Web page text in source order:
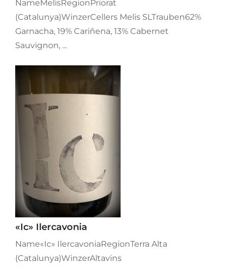
NameMelisRegionPriorat
(Catalunya)WinzerCellers Melis SLTrauben62%
Garnacha, 19% Cariñena, 13% Cabernet
Sauvignon, ...
«Ic» Ilercavonia
Name«Ic» IlercavoniaRegionTerra Alta
(Catalunya)WinzerAltavins